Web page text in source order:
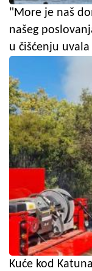
"More je naš
našeg
u čišćenju
Kuće kod